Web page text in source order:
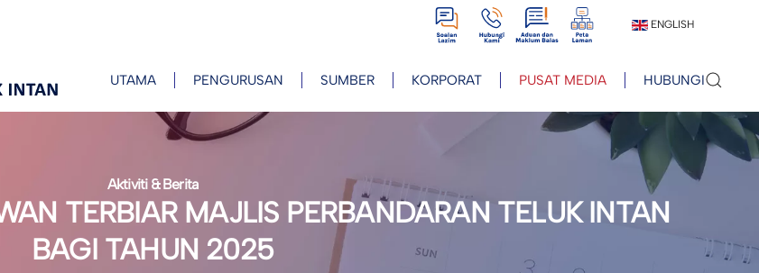
View View View View ENGLISH
UTAMA PENGURUSAN SUMBER KORPORAT PUSAT MEDIA HUBUNGI
Aktiviti & Berita
TERBIAR MAJLIS PERBANDARAN TELUK INTAN
BAGI TAHUN 2025